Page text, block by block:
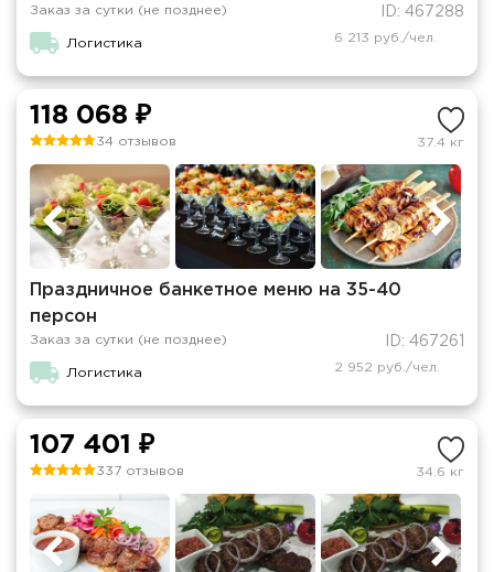
Заказ за сутки (не позднее) ID: 467288
Логистика 6 213 руб./чел.
118 068 ₽
34 отзывов 37.4 кг
Праздничное банкетное меню на 35-40
персон
Заказ за сутки (не позднее) ID: 467261
Логистика 2 952 руб./чел.
107 401 ₽
337 отзывов 34.6 кг